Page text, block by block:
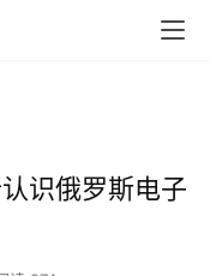
识俄罗斯电子